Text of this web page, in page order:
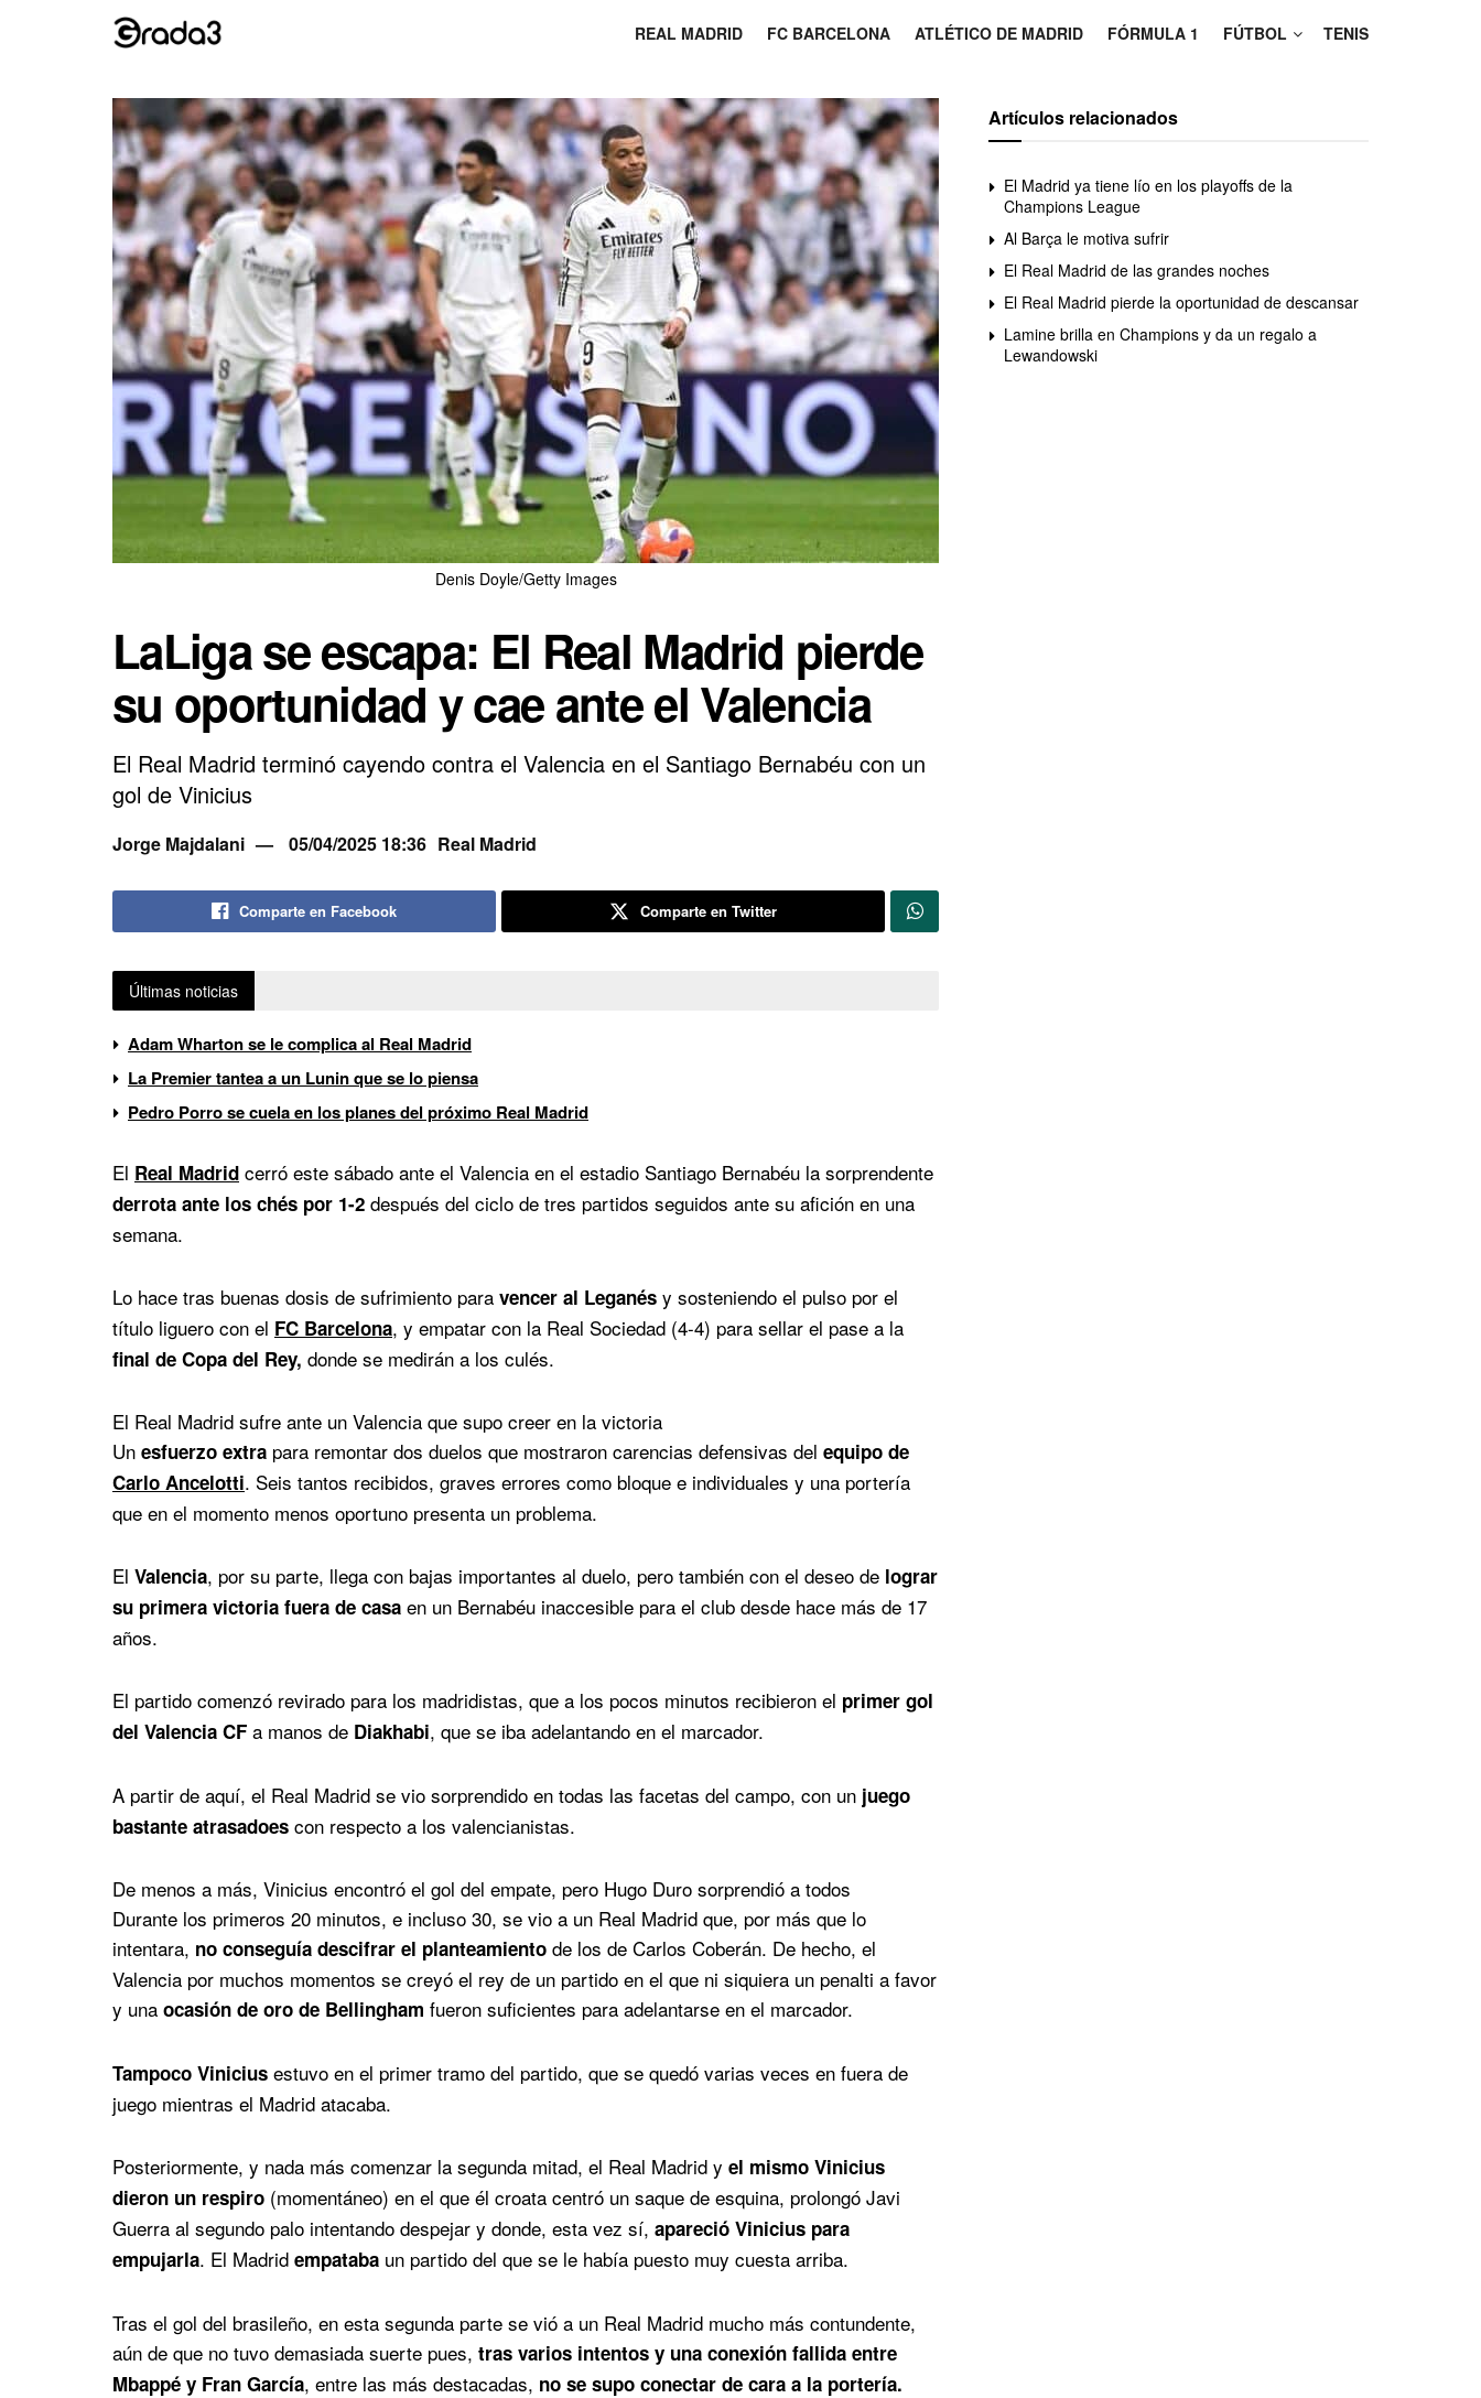
REAL MADRID FC BARCELONA ATLÉTICO DE MADRID FÓRMULA 1 FÚTBOL TENIS
Denis Doyle/Getty Images
LaLiga se escapa: El Real Madrid pierde
su oportunidad y cae ante el Valencia
El Real Madrid terminó cayendo contra el Valencia en el Santiago Bernabéu con un
gol de Vinicius
Jorge Majdalani 05/04/2025 18:36 Real Madrid
Comparte en Facebook Comparte en Twitter
Últimas noticias
Adam Wharton se le complica al Real Madrid
La Premier tantea a un Lunin que se lo piensa
Pedro Porro se cuela en los planes del próximo Real Madrid
El Real Madrid cerró este sábado ante el Valencia en el estadio Santiago Bernabéu la sorprendente
derrota ante los chés por 1-2 después del ciclo de tres partidos seguidos ante su afición en una
semana.
Lo hace tras buenas dosis de sufrimiento para vencer al Leganés y sosteniendo el pulso por el
título liguero con el FC Barcelona, y empatar con la Real Sociedad (4-4) para sellar el pase a la
final de Copa del Rey, donde se medirán a los culés.
El Real Madrid sufre ante un Valencia que supo creer en la victoria
Un esfuerzo extra para remontar dos duelos que mostraron carencias defensivas del equipo de
Carlo Ancelotti. Seis tantos recibidos, graves errores como bloque e individuales y una portería
que en el momento menos oportuno presenta un problema.
El Valencia, por su parte, llega con bajas importantes al duelo, pero también con el deseo de lograr
su primera victoria fuera de casa en un Bernabéu inaccesible para el club desde hace más de 17
años.
El partido comenzó revirado para los madridistas, que a los pocos minutos recibieron el primer gol
del Valencia CF a manos de Diakhabi, que se iba adelantando en el marcador.
A partir de aquí, el Real Madrid se vio sorprendido en todas las facetas del campo, con un juego
bastante atrasadoes con respecto a los valencianistas.
De menos a más, Vinicius encontró el gol del empate, pero Hugo Duro sorprendió a todos
Durante los primeros 20 minutos, e incluso 30, se vio a un Real Madrid que, por más que lo
intentara, no conseguía descifrar el planteamiento de los de Carlos Coberán. De hecho, el
Valencia por muchos momentos se creyó el rey de un partido en el que ni siquiera un penalti a favor
y una ocasión de oro de Bellingham fueron suficientes para adelantarse en el marcador.
Tampoco Vinicius estuvo en el primer tramo del partido, que se quedó varias veces en fuera de
juego mientras el Madrid atacaba.
Posteriormente, y nada más comenzar la segunda mitad, el Real Madrid y el mismo Vinicius
dieron un respiro (momentáneo) en el que él croata centró un saque de esquina, prolongó Javi
Guerra al segundo palo intentando despejar y donde, esta vez sí, apareció Vinicius para
empujarla. El Madrid empataba un partido del que se le había puesto muy cuesta arriba.
Tras el gol del brasileño, en esta segunda parte se vió a un Real Madrid mucho más contundente,
aún de que no tuvo demasiada suerte pues, tras varios intentos y una conexión fallida entre
Mbappé y Fran García, entre las más destacadas, no se supo conectar de cara a la portería.
Artículos relacionados
El Madrid ya tiene lío en los playoffs de la
Champions League
Al Barça le motiva sufrir
El Real Madrid de las grandes noches
El Real Madrid pierde la oportunidad de descansar
Lamine brilla en Champions y da un regalo a
Lewandowski